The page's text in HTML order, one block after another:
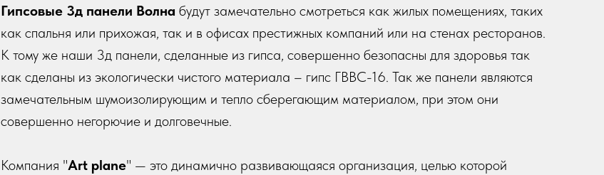
Гипсовые 3д панели Волна будут замечательно смотреться как жилых помещениях, таких
как спальня или прихожая, так и в офисах престижных компаний или на стенах ресторанов.
К тому же наши 3д панели, сделанные из гипса, совершенно безопасны для здоровья так
как сделаны из экологически чистого материала – гипс ГВВС-16. Так же панели являются
замечательным шумоизолирующим и тепло сберегающим материалом, при этом они
совершенно негорючие и долговечные.
Компания "Art plane" — это динамично развивающаяся организация, целью которой